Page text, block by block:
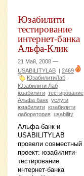
Юзабилити
тестирование
интернет-банка
Альфа-Клик
21 Май, 2008 —
USABILITYLAB | 2469
ЮзабилитиЛаб
Юзабилити Лаб
юзабилити тестирование
Альфа банк услуги
юзабилити юзабилити
лаборатория usability
Альфа-банк и
USABILITYLAB
провели совместный
проект: юзабилити-
тестирование
интернет-банка